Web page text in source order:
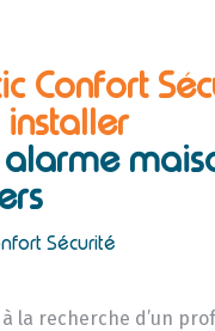
Confort
Sécurité
la recherche d’un